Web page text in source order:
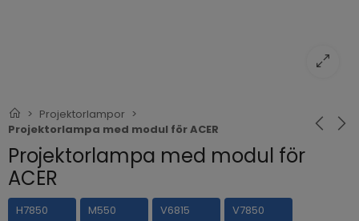
Projektorlampor
Projektorlampa med modul för ACER
Projektorlampa med modul för
ACER
H7850 M550 V6815 V7850